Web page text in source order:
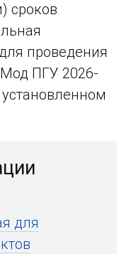
сроков
проведения
ПГУ 2026-
для